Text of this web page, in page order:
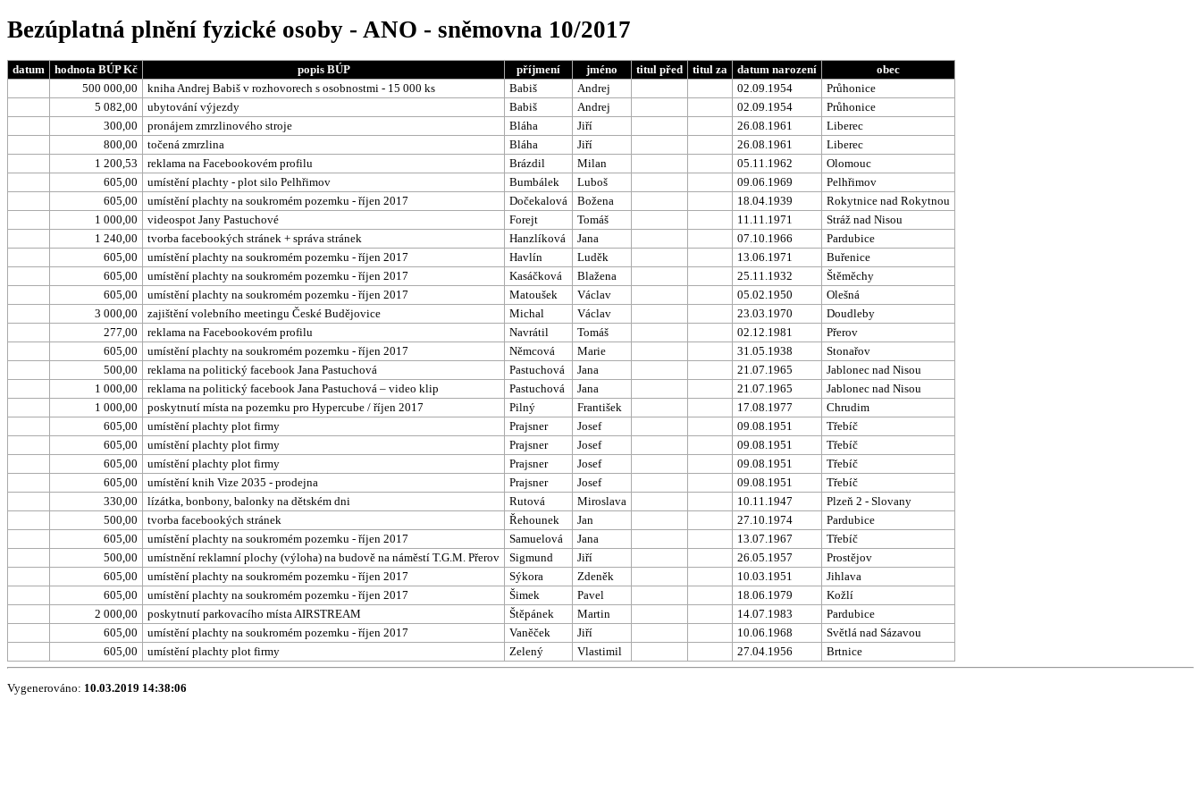
Bezúplatná plnění fyzické osoby - ANO - sněmovna 10/2017
datum hodnota BÚP Kč popis BÚP příjmení jméno titul před titul za datum narození
obec
500 000,00
kniha Andrej Babiš v rozhovorech s osobnostmi - 15 000 ks Babiš Andrej 02.09.1954
Průhonice
5 082,00
ubytování výjezdy Babiš Andrej 02.09.1954
Průhonice
300,00
pronájem zmrzlinového stroje Bláha Jiří 26.08.1961
Liberec
800,00
točená zmrzlina Bláha Jiří 26.08.1961
Liberec
1 200,53
reklama na Facebookovém profilu Brázdil Milan 05.11.1962
Olomouc
605,00
umístění plachty - plot silo Pelhřimov Bumbálek Luboš 09.06.1969
Pelhřimov
605,00
umístění plachty na soukromém pozemku - říjen 2017 Dočekalová Božena 18.04.1939
Rokytnice nad Rokytnou
1 000,00
videospot Jany Pastuchové Forejt Tomáš 11.11.1971
Stráž nad Nisou
1 240,00
tvorba facebookých stránek + správa stránek Hanzlíková Jana 07.10.1966
Pardubice
605,00
umístění plachty na soukromém pozemku - říjen 2017 Havlín Luděk 13.06.1971
Buřenice
605,00
umístění plachty na soukromém pozemku - říjen 2017 Kasáčková Blažena 25.11.1932
Štěměchy
605,00
umístění plachty na soukromém pozemku - říjen 2017 Matoušek Václav 05.02.1950
Olešná
3 000,00
zajištění volebního meetingu České Budějovice Michal Václav 23.03.1970
Doudleby
277,00
reklama na Facebookovém profilu Navrátil Tomáš 02.12.1981
Přerov
605,00
umístění plachty na soukromém pozemku - říjen 2017 Němcová Marie 31.05.1938
Stonařov
500,00
reklama na politický facebook Jana Pastuchová Pastuchová Jana 21.07.1965
Jablonec nad Nisou
1 000,00
reklama na politický facebook Jana Pastuchová – video klip Pastuchová Jana 21.07.1965
Jablonec nad Nisou
1 000,00
poskytnutí místa na pozemku pro Hypercube / říjen 2017 Pilný František 17.08.1977
Chrudim
605,00
umístění plachty plot firmy Prajsner Josef 09.08.1951
Třebíč
605,00
umístění plachty plot firmy Prajsner Josef 09.08.1951
Třebíč
605,00
umístění plachty plot firmy Prajsner Josef 09.08.1951
Třebíč
605,00
umístění knih Vize 2035 - prodejna Prajsner Josef 09.08.1951
Třebíč
330,00
lízátka, bonbony, balonky na dětském dni Rutová Miroslava 10.11.1947
Plzeň 2 - Slovany
500,00
tvorba facebookých stránek Řehounek Jan 27.10.1974
Pardubice
605,00
umístění plachty na soukromém pozemku - říjen 2017 Samuelová Jana 13.07.1967
Třebíč
500,00
umístnění reklamní plochy (výloha) na budově na náměstí T.G.M. Přerov Sigmund Jiří 26.05.1957
Prostějov
605,00
umístění plachty na soukromém pozemku - říjen 2017 Sýkora Zdeněk 10.03.1951
Jihlava
605,00
umístění plachty na soukromém pozemku - říjen 2017 Šimek Pavel 18.06.1979
Kožlí
2 000,00
poskytnutí parkovacího místa AIRSTREAM Štěpánek Martin 14.07.1983
Pardubice
605,00
umístění plachty na soukromém pozemku - říjen 2017 Vaněček Jiří 10.06.1968
Světlá nad Sázavou
605,00
umístění plachty plot firmy Zelený Vlastimil 27.04.1956 Brtnice
Vygenerováno: 10.03.2019 14:38:06